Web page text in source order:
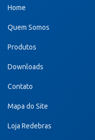
Home
Quem Somos
Produtos
Downloads
Contato
Mapa do Site
Loja Redebras